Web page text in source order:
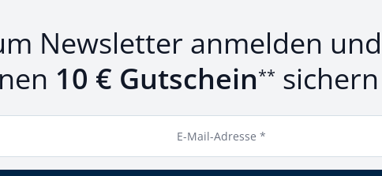
Newsletter anmelden und
10 € Gutschein** sichern
E-Mail-Adresse *